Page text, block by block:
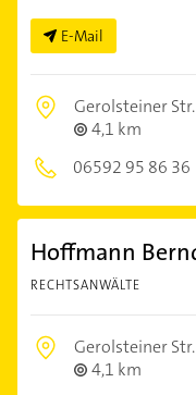
E-Mail
Gerolsteiner
4,1 km
06592 95 86 36
Hoffmann
RECHTSANWÄLTE
Gerolsteiner
4,1 km